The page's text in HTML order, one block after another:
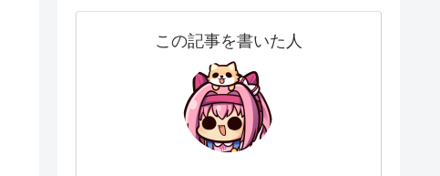
この記事を書いた人